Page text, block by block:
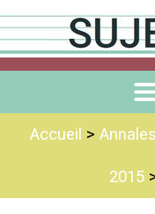
Accueil >
2015